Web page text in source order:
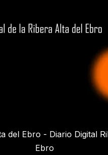
del Ebro - Diario Digital
Ebro